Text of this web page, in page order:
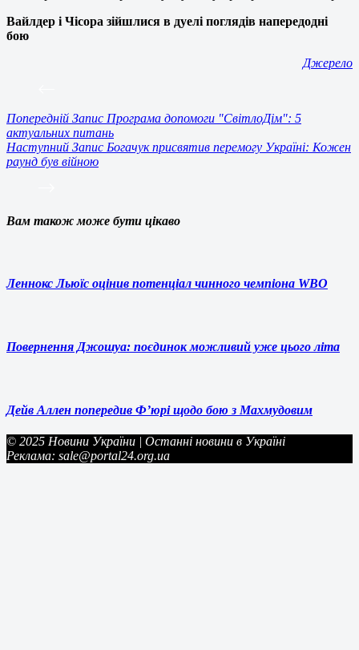
Вайлдер і Чісора зійшлися в дуелі поглядів напередодні
бою
Джерело
Попередній Запис Програма допомоги "СвітлоДім": 5
актуальних питань
Наступний Запис Богачук присвятив перемогу Україні: Кожен
раунд був війною
Вам також може бути цікаво
Леннокс Льюїс оцінив потенціал чинного чемпіона WBO
Повернення Джошуа: поєдинок можливий уже цього літа
Дейв Аллен попередив Ф’юрі щодо бою з Махмудовим
© 2025 Новини України | Останні новини в Україні
Реклама: sale@portal24.org.ua